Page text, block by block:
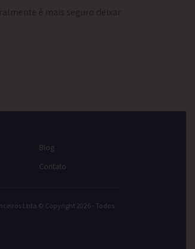
é mais seguro deixar
Blog
Contato
Ltda © Copyright 2026 - Todos